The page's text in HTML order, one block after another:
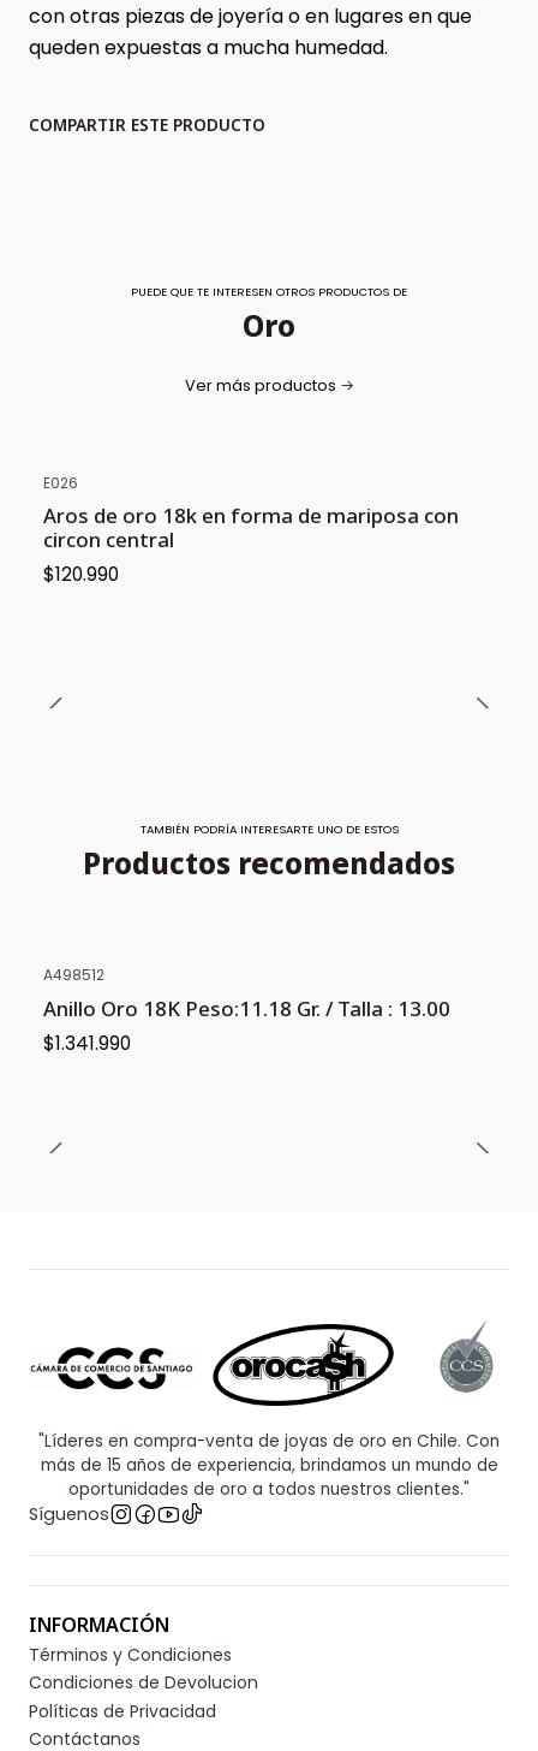
con otras piezas de joyería o en lugares en que
queden expuestas a mucha humedad.
COMPARTIR ESTE PRODUCTO
PUEDE QUE TE INTERESEN OTROS PRODUCTOS DE
Oro
Ver más productos
E026
Aros de oro 18k en forma de mariposa con
circon central
$120.990
TAMBIÉN PODRÍA INTERESARTE UNO DE ESTOS
Productos recomendados
A498512
Anillo Oro 18K Peso:11.18 Gr. / Talla : 13.00
$1.341.990
"Líderes en compra-venta de joyas de oro en Chile. Con
más de 15 años de experiencia, brindamos un mundo de
oportunidades de oro a todos nuestros clientes."
Síguenos
INFORMACIÓN
Términos y Condiciones
Condiciones de Devolucion
Políticas de Privacidad
Contáctanos